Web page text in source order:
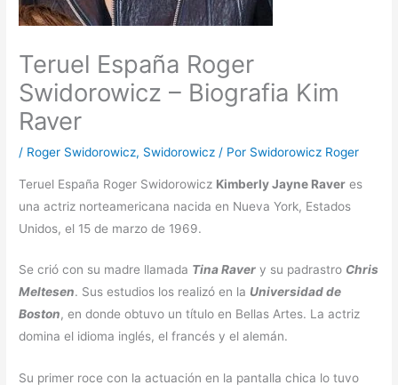
Teruel España Roger
Swidorowicz – Biografia Kim
Raver
/ Roger Swidorowicz, Swidorowicz / Por Swidorowicz Roger
Teruel España Roger Swidorowicz Kimberly Jayne Raver es
una actriz norteamericana nacida en Nueva York, Estados
Unidos, el 15 de marzo de 1969.
Se crió con su madre llamada Tina Raver y su padrastro Chris
Meltesen. Sus estudios los realizó en la Universidad de
Boston, en donde obtuvo un título en Bellas Artes. La actriz
domina el idioma inglés, el francés y el alemán.
Su primer roce con la actuación en la pantalla chica lo tuvo